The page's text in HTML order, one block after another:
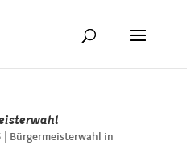
Bürgermeisterwahl in